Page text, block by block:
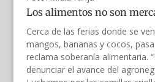
Los alimentos no son
Cerca de las ferias donde se
mangos, bananas y cocos,
reclama soberanía alimentaria.
denunciar el avance del